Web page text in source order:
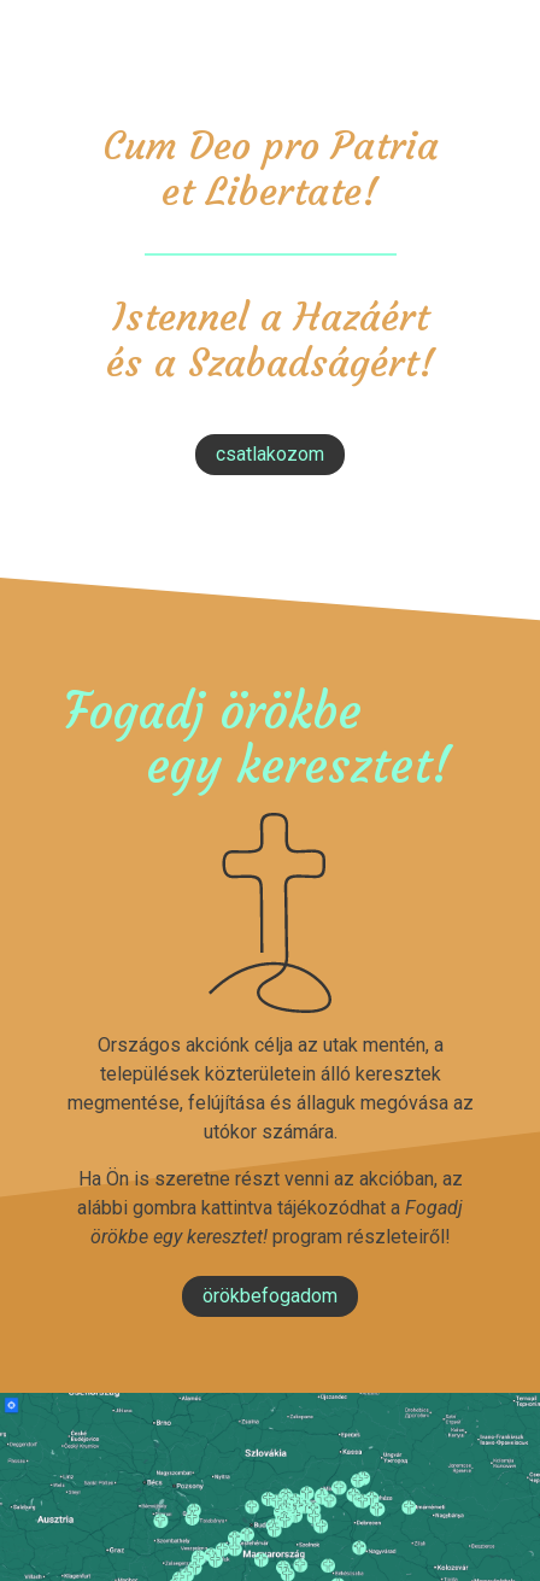
Cum Deo pro Patria
et Libertate!
Istennel a Hazáért
és a Szabadságért!
csatlakozom
Fogadj örökbe
egy keresztet!
Országos akciónk célja az utak mentén, a
települések közterületein álló keresztek
megmentése, felújítása és állaguk megóvása az
utókor számára.
Ha Ön is szeretne részt venni az akcióban, az
alábbi gombra kattintva tájékozódhat a Fogadj
örökbe egy keresztet!program részleteiről!
örökbefogadom